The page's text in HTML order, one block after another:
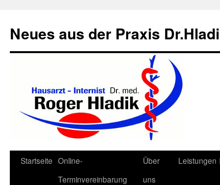
Neues aus der Praxis
Zum
Startseite Online-
Terminvereinbarung
Über
uns
Leistungen